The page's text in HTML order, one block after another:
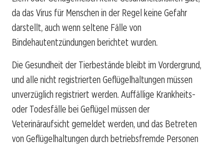
da das Virus für Menschen in der Regel keine Gefahr
darstellt, auch wenn seltene Fälle von
Bindehautentzündungen berichtet wurden.
Die Gesundheit der Tierbestände bleibt im Vordergrund,
und alle nicht registrierten Geflügelhaltungen müssen
unverzüglich registriert werden. Auffällige Krankheits-
oder Todesfälle bei Geflügel müssen der
Veterinäraufsicht gemeldet werden, und das Betreten
von Geflügelhaltungen durch betriebsfremde Personen